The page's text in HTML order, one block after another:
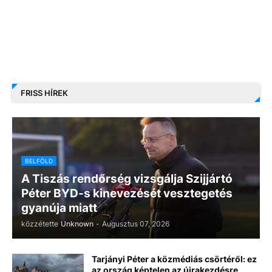
FRISS HÍREK
BELFÖLD
A Tiszás rendőrség vizsgálja Szijjártó
Péter BYD-s kinevezését vesztegetés
gyanúja miatt
közzétette Unknown - Augusztus 07, 2026
Tarjányi Péter a közmédiás csörtéről: ez
az ország képtelen az újrakezdésre